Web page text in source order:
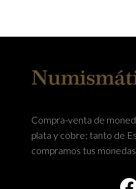
Compra-venta de
plata y cobre; tanto de
compramos tus